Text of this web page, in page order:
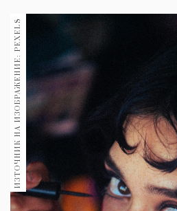
30+
Гурме
Пътувай
237
Здраве
Gentlemen
382
ИЗТОЧНИК НА ИЗОБРАЖЕНИЕ: PEXELS